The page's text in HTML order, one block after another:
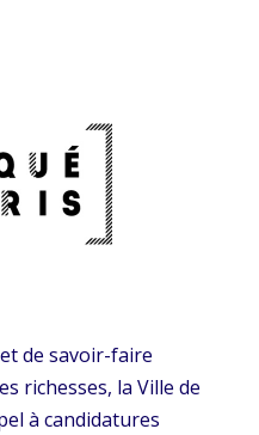
de savoir-faire
richesses, la Ville de
à candidatures